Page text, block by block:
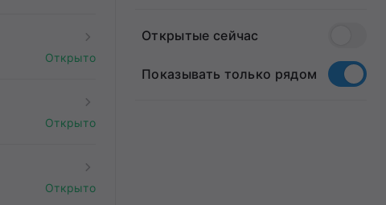
Открыто
Открыто
Открыто
Открытые сейчас
Показывать только рядом